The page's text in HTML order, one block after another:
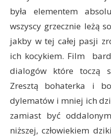
była elementem
wszyscy grzecznie leżą
jakby w tej całej pasji
ich kocykiem. Film
dialogów które toczą
Zresztą bohaterka i
dylematów i mniej ich
zamiast być
niższej, człowiekiem